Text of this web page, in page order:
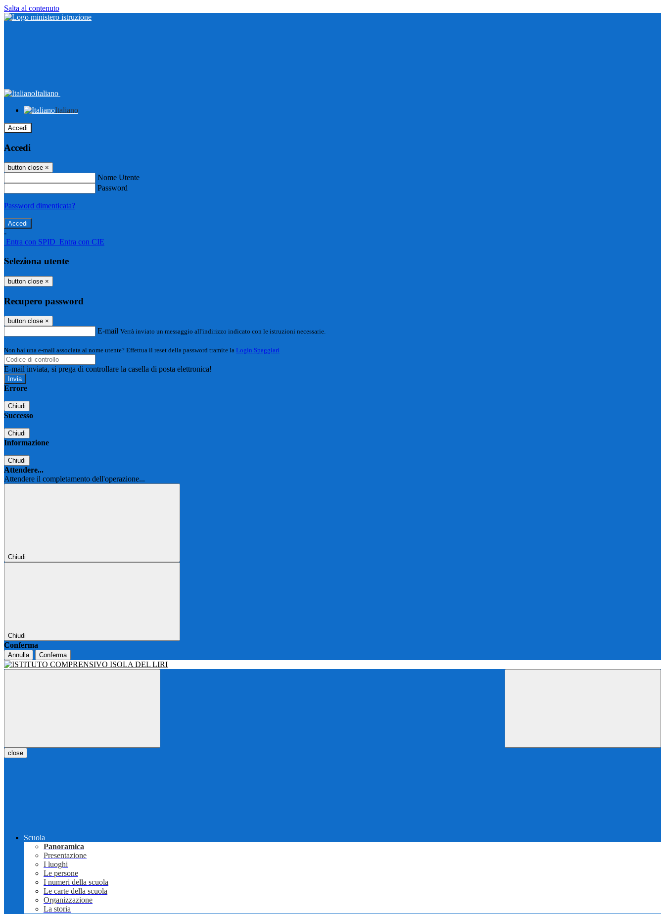
Salta al contenuto
Italiano
Italiano
Accedi
Accedi
button close ×
Nome Utente
Password
Password dimenticata?
-
Entra con SPID Entra con CIE
Seleziona utente
button close ×
Recupero password
button close ×
E-mail Verrà inviato un messaggio all'indirizzo indicato con le istruzioni necessarie.
Non hai una e-mail associata al nome utente? Effettua il reset della password tramite la Login Spaggiari
E-mail inviata, si prega di controllare la casella di posta elettronica!
Errore
Chiudi
Successo
Chiudi
Informazione
Chiudi
Attendere...
Attendere il completamento dell'operazione...
Chiudi
Chiudi
Conferma
Annulla Conferma
close
Scuola
Panoramica
Presentazione
I luoghi
Le persone
I numeri della scuola
Le carte della scuola
Organizzazione
La storia